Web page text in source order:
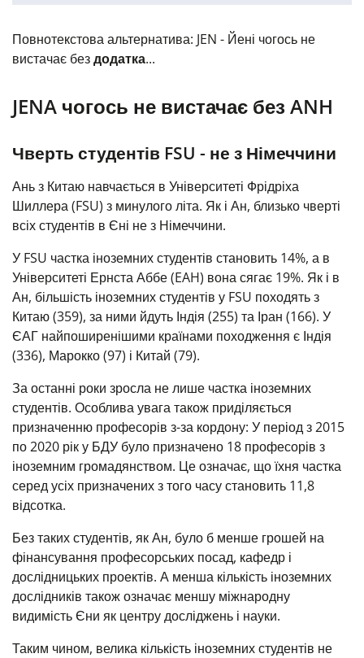
Повнотекстова альтернатива: JEN - Йені чогось не
вистачає бездодатка...
JENA чогось не вистачає без ANH
Чверть студентів FSU - не з Німеччини
Ань з Китаю навчається в Університеті Фрідріха
Шиллера (FSU) з минулого літа. Як і Ан, близько чверті
всіх студентів в Єні не з Німеччини.
У FSU частка іноземних студентів становить 14%, а в
Університеті Ернста Аббе (EAH) вона сягає 19%. Як і в
Ан, більшість іноземних студентів у FSU походять з
Китаю (359), за ними йдуть Індія (255) та Іран (166). У
ЄАГ найпоширенішими країнами походження є Індія
(336), Марокко (97) і Китай (79).
За останні роки зросла не лише частка іноземних
студентів. Особлива увага також приділяється
призначенню професорів з-за кордону: У період з 2015
по 2020 рік у БДУ було призначено 18 професорів з
іноземним громадянством. Це означає, що їхня частка
серед усіх призначених з того часу становить 11,8
відсотка.
Без таких студентів, як Ан, було б менше грошей на
фінансування професорських посад, кафедр і
дослідницьких проектів. А менша кількість іноземних
дослідників також означає меншу міжнародну
видимість Єни як центру досліджень і науки.
Таким чином, велика кількість іноземних студентів не